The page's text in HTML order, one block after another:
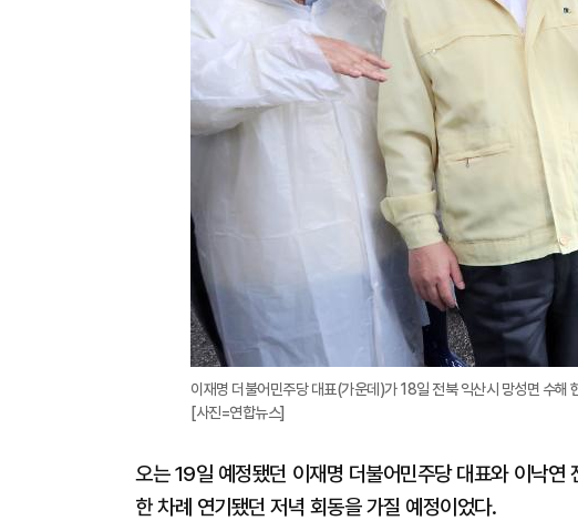
이재명 더불어민주당 대표(가운데)가 18일 전북 익산시 망성면 수해
[사진=연합뉴스]
오는 19일 예정됐던 이재명 더불어민주당 대표와 이낙
한 차례 연기됐던 저녁 회동을 가질 예정이었다.